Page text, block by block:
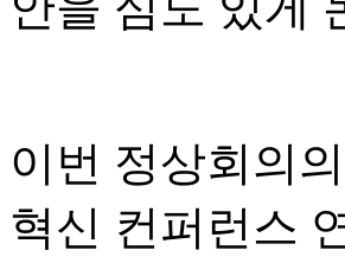
이번 정상회의
혁신 컨퍼런스